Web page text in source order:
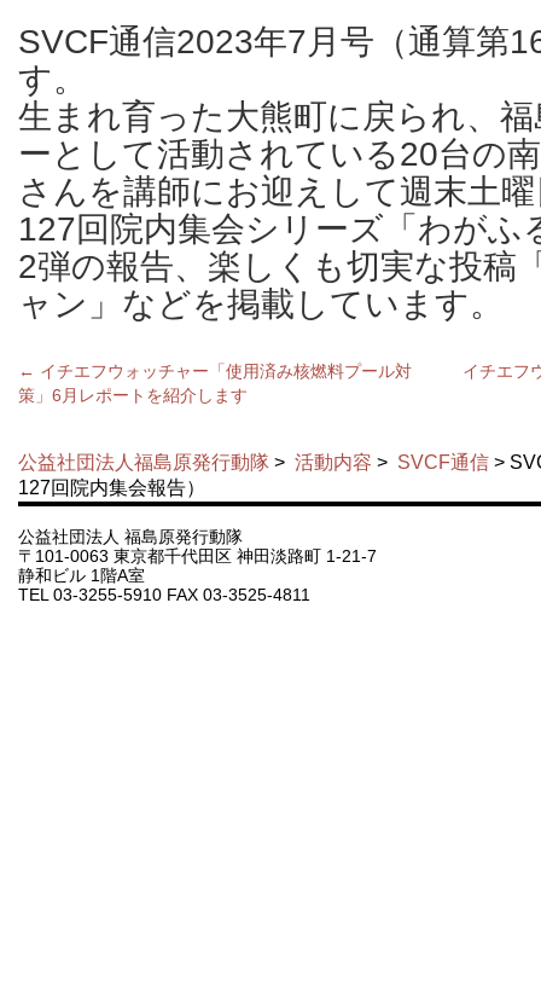
SVCF通信2023年7月号（通算第
す。
生まれ育った大熊町に戻られ、
ーとして活動されている20台の
さんを講師にお迎えして週末土
127回院内集会シリーズ「わがふ
2弾の報告、楽しくも切実な投稿
ャン」などを掲載しています。
← イチエフウォッチャー「使用済み核燃料プール対
策」6月レポートを紹介します
イチエフ
公益社団法人福島原発行動隊 > 活動内容 > SVCF通信 >
127回院内集会報告）
公益社団法人 福島原発行動隊
〒101-0063 東京都千代田区 神田淡路町 1-21-7
静和ビル 1階A室
TEL 03-3255-5910 FAX 03-3525-4811